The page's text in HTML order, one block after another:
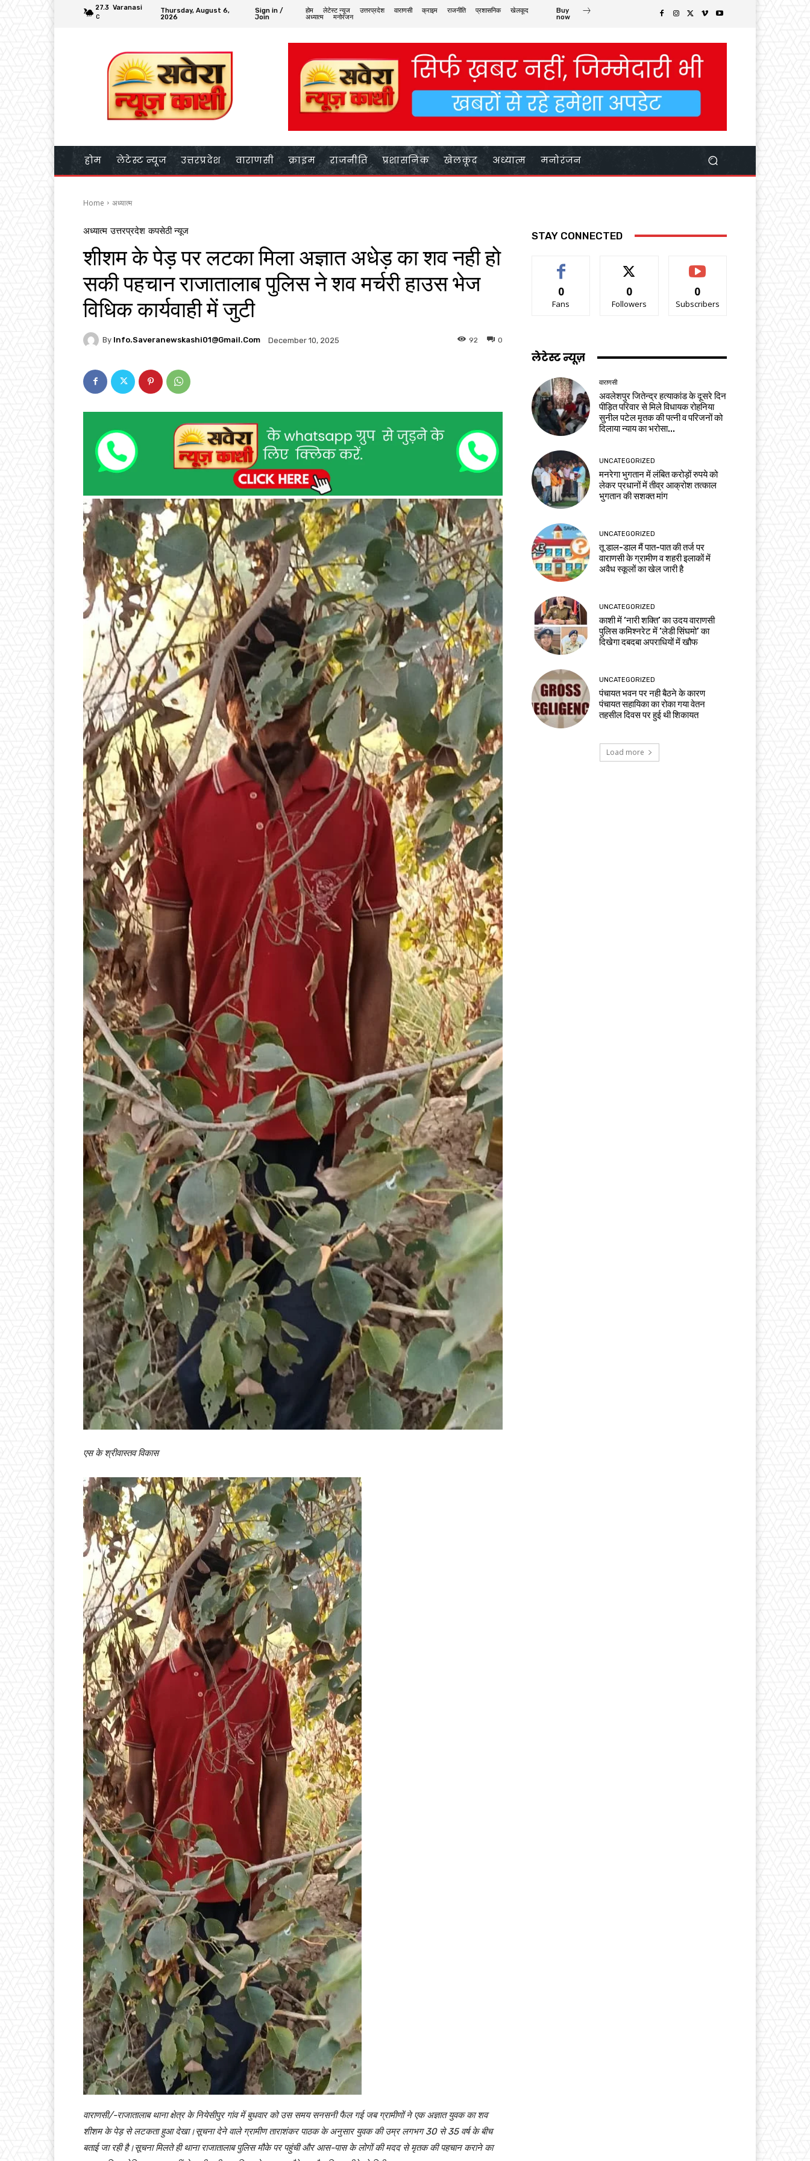
27.3
C
Varanasi
Thursday, August 6,
2026
Sign in /
Join
होम लेटेस्ट न्यूज उत्तरप्रदेश वाराणसी क्राइम राजनीति प्रशासनिक
खेलकूद
अध्यात्म
मनोरंजन
Buy
now
होम लेटेस्ट न्यूज उत्तरप्रदेश वाराणसी क्राइम राजनीति प्रशासनिक खेलकूद अध्यात्म मनोरंजन
Home अध्यात्म
अध्यात्म उत्तरप्रदेश कपसेठी न्यूज
शीशम के पेड़ पर लटका मिला अज्ञात अधेड़ का शव नही हो
सकी पहचान राजातालाब पुलिस ने शव मर्चरी हाउस भेज
विधिक कार्यवाही में जुटी
By Info.saveranewskashi01@gmail.com December 10, 2025 0
92
एस के श्रीवास्तव विकास
वाराणसी/-राजातालाब थाना क्षेत्र के नियेसीपुर गांव में बुधवार को उस समय सनसनी फैल गई जब ग्रामीणों ने एक अज्ञात युवक का शव
शीशम के पेड़ से लटकता हुआ देखा।सूचना देने वाले ग्रामीण ताराशंकर पाठक के अनुसार युवक की उम्र लगभग 30 से 35 वर्ष के बीच
बताई जा रही है।सूचना मिलते ही थाना राजातालाब पुलिस मौके पर पहुंची और आस-पास के लोगों की मदद से मृतक की पहचान कराने का
STAY CONNECTED
0
Fans
0
Followers
0
Subscribers
लेटेस्ट न्यूज़
वाराणसी
अवलेशपुर जितेन्द्र हत्याकांड के दूसरे दिन
पीड़ित परिवार से मिले विधायक रोहनिया
सुनील पटेल मृतक की पत्नी व परिजनों को
दिलाया न्याय का भरोसा...
UNCATEGORIZED
मनरेगा भुगतान में लंबित करोड़ों रुपये को
लेकर प्रधानों में तीव्र आक्रोश तत्काल
भुगतान की सशक्त मांग
UNCATEGORIZED
तू डाल-डाल मैं पात-पात की तर्ज पर
वाराणसी के ग्रामीण व शहरी इलाकों में
अवैध स्कूलों का खेल जारी है
UNCATEGORIZED
काशी में ‘नारी शक्ति’ का उदय वाराणसी
पुलिस कमिश्नरेट में ‘लेडी सिंघमो’ का
दिखेगा दबदबा अपराधियों में खौफ
UNCATEGORIZED
पंचायत भवन पर नही बैठने के कारण
पंचायत सहायिका का रोका गया वेतन
तहसील दिवस पर हुई थी शिकायत
Load more